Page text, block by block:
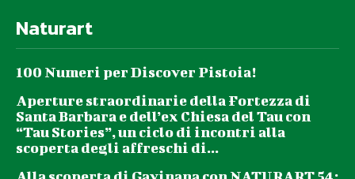
Naturart
100 Numeri per Discover Pistoia!
Aperture straordinarie della Fortezza di
Santa Barbara e dell’ex Chiesa del Tau con
“Tau Stories”, un ciclo di incontri alla
scoperta degli affreschi di...